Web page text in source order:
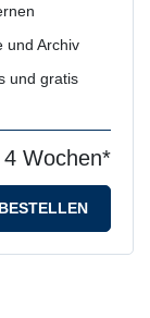
und Archiv
und gratis
Wochen*